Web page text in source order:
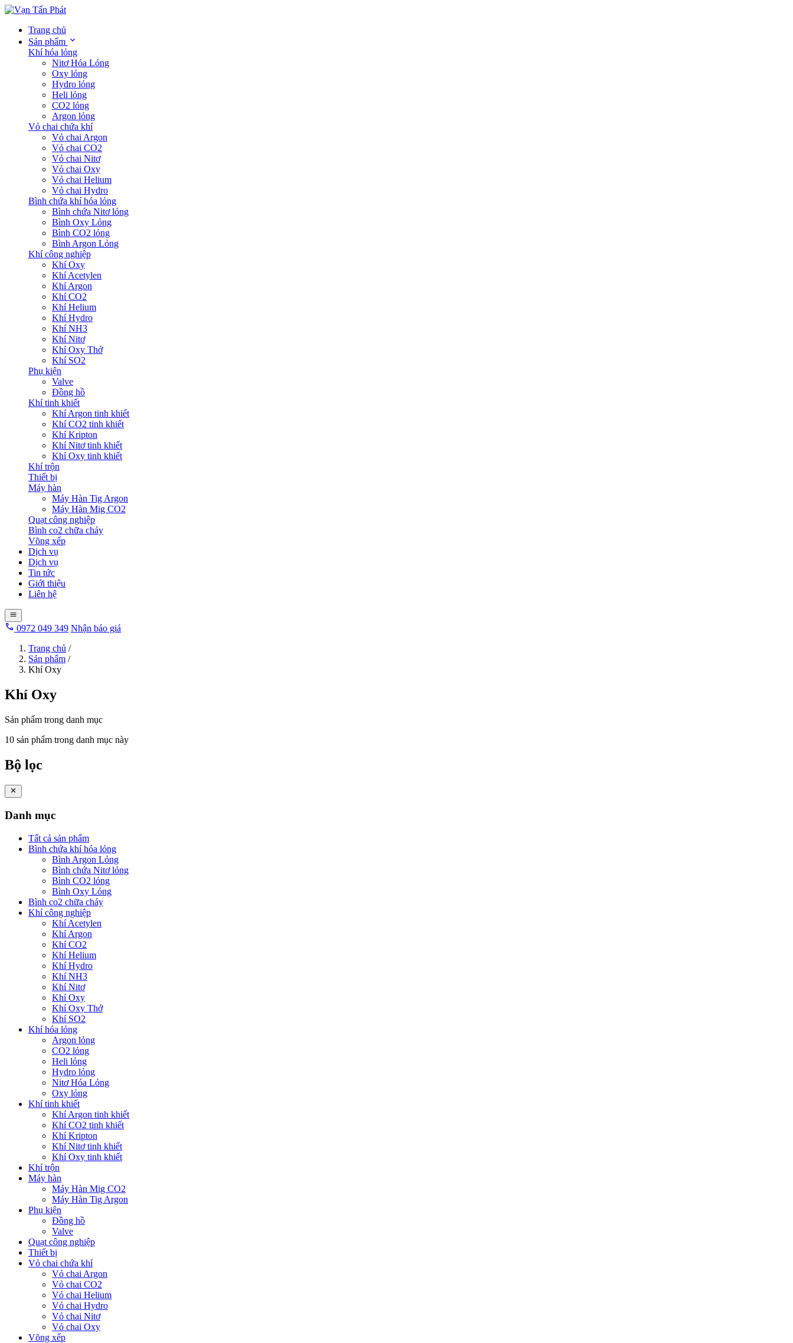
Trang chủ
Sản phẩm
Khí hóa lỏng
Nitơ Hóa Lỏng
Oxy lỏng
Hydro lỏng
Heli lỏng
CO2 lỏng
Argon lỏng
Vỏ chai chứa khí
Vỏ chai Argon
Vỏ chai CO2
Vỏ chai Nitơ
Vỏ chai Oxy
Vỏ chai Helium
Vỏ chai Hydro
Bình chứa khí hóa lỏng
Bình chứa Nitơ lỏng
Bình Oxy Lỏng
Bình CO2 lỏng
Bình Argon Lỏng
Khí công nghiệp
Khí Oxy
Khí Acetylen
Khí Argon
Khí CO2
Khí Helium
Khí Hydro
Khí NH3
Khí Nitơ
Khí Oxy Thở
Khí SO2
Phụ kiện
Valve
Đồng hồ
Khí tinh khiết
Khí Argon tinh khiết
Khí CO2 tinh khiết
Khí Kripton
Khí Nitơ tinh khiết
Khí Oxy tinh khiết
Khí trộn
Thiết bị
Máy hàn
Máy Hàn Tig Argon
Máy Hàn Mig CO2
Quạt công nghiệp
Bình co2 chữa cháy
Võng xếp
Dịch vụ
Dịch vụ
Tin tức
Giới thiệu
Liên hệ
0972 049 349 Nhận báo giá
Trang chủ /
Sản phẩm /
Khí Oxy
Khí Oxy
Sản phẩm trong danh mục
10 sản phẩm trong danh mục này
Bộ lọc
Danh mục
Tất cả sản phẩm
Bình chứa khí hóa lỏng
Bình Argon Lỏng
Bình chứa Nitơ lỏng
Bình CO2 lỏng
Bình Oxy Lỏng
Bình co2 chữa cháy
Khí công nghiệp
Khí Acetylen
Khí Argon
Khí CO2
Khí Helium
Khí Hydro
Khí NH3
Khí Nitơ
Khí Oxy
Khí Oxy Thở
Khí SO2
Khí hóa lỏng
Argon lỏng
CO2 lỏng
Heli lỏng
Hydro lỏng
Nitơ Hóa Lỏng
Oxy lỏng
Khí tinh khiết
Khí Argon tinh khiết
Khí CO2 tinh khiết
Khí Kripton
Khí Nitơ tinh khiết
Khí Oxy tinh khiết
Khí trộn
Máy hàn
Máy Hàn Mig CO2
Máy Hàn Tig Argon
Phụ kiện
Đồng hồ
Valve
Quạt công nghiệp
Thiết bị
Vỏ chai chứa khí
Vỏ chai Argon
Vỏ chai CO2
Vỏ chai Helium
Vỏ chai Hydro
Vỏ chai Nitơ
Vỏ chai Oxy
Võng xếp